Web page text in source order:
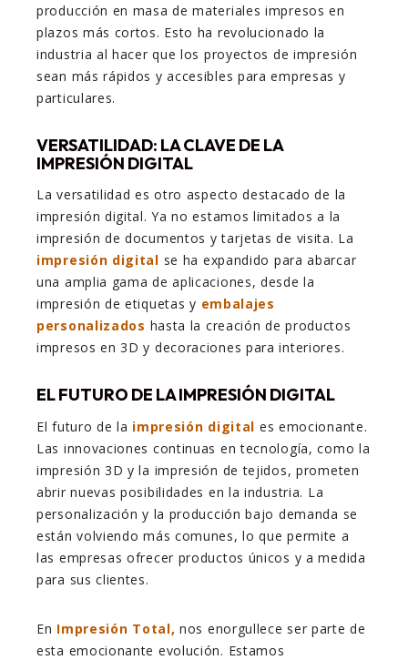
producción en masa de materiales impresos en
plazos más cortos. Esto ha revolucionado la
industria al hacer que los proyectos de impresión
sean más rápidos y accesibles para empresas y
particulares.
VERSATILIDAD: LA CLAVE DE LA
IMPRESIÓN DIGITAL
La versatilidad es otro aspecto destacado de la
impresión digital. Ya no estamos limitados a la
impresión de documentos y tarjetas de visita. La
impresión digital se ha expandido para abarcar
una amplia gama de aplicaciones, desde la
impresión de etiquetas y embalajes
personalizados hasta la creación de productos
impresos en 3D y decoraciones para interiores.
EL FUTURO DE LA IMPRESIÓN DIGITAL
El futuro de la impresión digital es emocionante.
Las innovaciones continuas en tecnología, como la
impresión 3D y la impresión de tejidos, prometen
abrir nuevas posibilidades en la industria. La
personalización y la producción bajo demanda se
están volviendo más comunes, lo que permite a
las empresas ofrecer productos únicos y a medida
para sus clientes.
En Impresión Total, nos enorgullece ser parte de
esta emocionante evolución. Estamos